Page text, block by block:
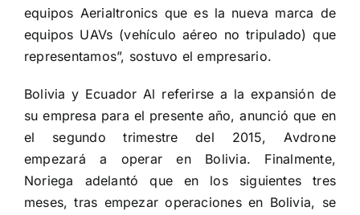
equipos Aerialtronics que es la nueva marca de
equipos UAVs (vehículo aéreo no tripulado) que
representamos”, sostuvo el empresario.
Bolivia y Ecuador Al referirse a la expansión de
su empresa para el presente año, anunció que en
el segundo trimestre del 2015, Avdrone
empezará a operar en Bolivia. Finalmente,
Noriega adelantó que en los siguientes tres
meses, tras empezar operaciones en Bolivia, se